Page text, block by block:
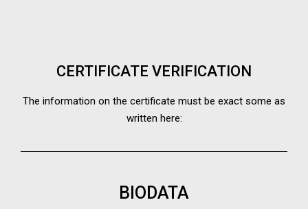
CERTIFICATE VERIFICATION
The information on the certificate must be exact some as
written here:
BIODATA